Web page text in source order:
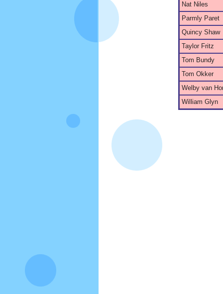
Nat Niles
Parmly Paret
Quincy Shaw
Taylor Fritz
Tom Bundy
Tom Okker
Welby van
William Glyn